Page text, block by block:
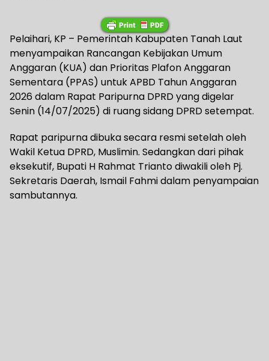
Pelaihari, KP – Pemerintah Kabupaten Tanah Laut
menyampaikan Rancangan Kebijakan Umum
Anggaran (KUA) dan Prioritas Plafon Anggaran
Sementara (PPAS) untuk APBD Tahun Anggaran
2026 dalam Rapat Paripurna DPRD yang digelar
Senin (14/07/2025) di ruang sidang DPRD setempat.
Rapat paripurna dibuka secara resmi setelah oleh
Wakil Ketua DPRD, Muslimin. Sedangkan dari pihak
eksekutif, Bupati H Rahmat Trianto diwakili oleh Pj.
Sekretaris Daerah, Ismail Fahmi dalam penyampaian
sambutannya.